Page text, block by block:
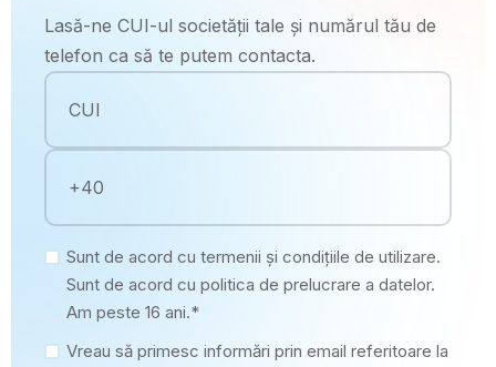
Lasă-ne CUI-ul societății tale și numărul tău de
telefon ca să te putem contacta.
Sunt de acord cu termenii și condițiile de utilizare.
Sunt de acord cu politica de prelucrare a datelor.
Am peste 16 ani.*
Vreau să primesc informări prin email referitoare la